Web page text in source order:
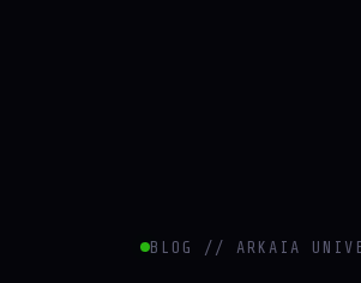
BLOG // ARKAIA